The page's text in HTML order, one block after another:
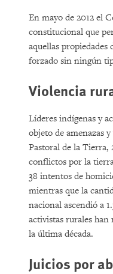
En mayo de 2012 el
constitucional que
aquellas propiedades
forzado sin ningún
Violencia
Líderes indígenas y
objeto de amenazas
Pastoral de la Tierra,
conflictos por la
38 intentos de
mientras que la
nacional ascendió a
activistas rurales han
la última década.
Juicios por